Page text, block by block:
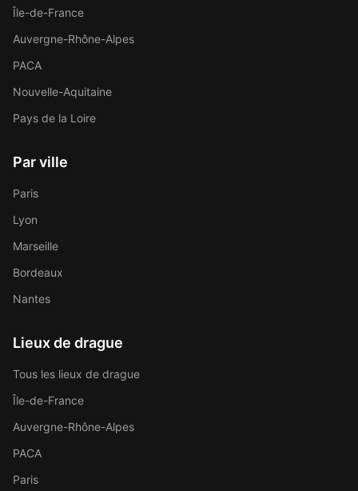
Île-de-France
Auvergne-Rhône-Alpes
PACA
Nouvelle-Aquitaine
Pays de la Loire
Par ville
Paris
Lyon
Marseille
Bordeaux
Nantes
Lieux de drague
Tous les lieux de drague
Île-de-France
Auvergne-Rhône-Alpes
PACA
Paris